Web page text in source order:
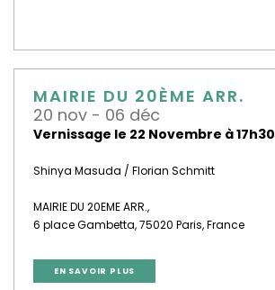
MAIRIE DU 20ÈME ARR.
20 nov - 06 déc
Vernissage le 22 Novembre à 17h30
Shinya Masuda / Florian Schmitt
MAIRIE DU 20EME ARR.,
6 place Gambetta, 75020 Paris, France
EN SAVOIR PLUS